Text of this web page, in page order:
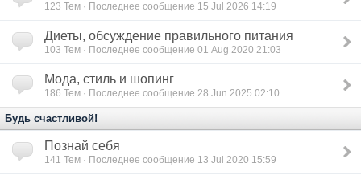
123 Тем · Последнее сообщение 15 Jul 2026 14:19
Диеты, обсуждение правильного питания
103 Тем · Последнее сообщение 01 Aug 2020 21:03
Мода, стиль и шопинг
186 Тем · Последнее сообщение 28 Jun 2025 02:10
Будь счастливой!
Познай себя
141 Тем · Последнее сообщение 13 Jul 2020 15:59